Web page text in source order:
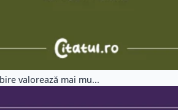
valorează mai mu...